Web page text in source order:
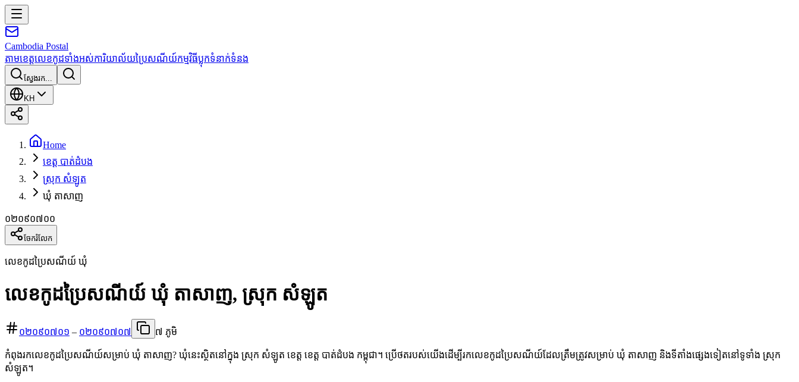
Cambodia Postal
តាមខេត្តលេខកូដទាំងអស់ការិយាល័យប្រៃសណីយ៍កម្មវិធីប្លុកទំនាក់ទំនង
ស្វែងរក...
KH
Home
ខេត្ត បាត់ដំបង
ស្រុក សំឡូត
ឃុំ តាសាញ
០២០៩០៧០០
ចែករំលែក
លេខកូដប្រៃសណីយ៍ ឃុំ
លេខកូដប្រៃសណីយ៍ ឃុំ តាសាញ, ស្រុក សំឡូត
០២០៩០៧០១ – ០២០៩០៧០៧ ៧ ភូមិ
កំពុងរកលេខកូដប្រៃសណីយ៍សម្រាប់ ឃុំ តាសាញ? ឃុំនេះស្ថិតនៅក្នុង ស្រុក សំឡូត ខេត្ត ខេត្ត បាត់ដំបង កម្ពុជា។ ប្រើថតរបស់យើងដើម្បីរកលេខកូដប្រៃសណីយ៍ដែលត្រឹមត្រូវសម្រាប់ ឃុំ តាសាញ និងទីតាំងផ្សេងទៀតនៅទូទាំង ស្រុក
សំឡូត។